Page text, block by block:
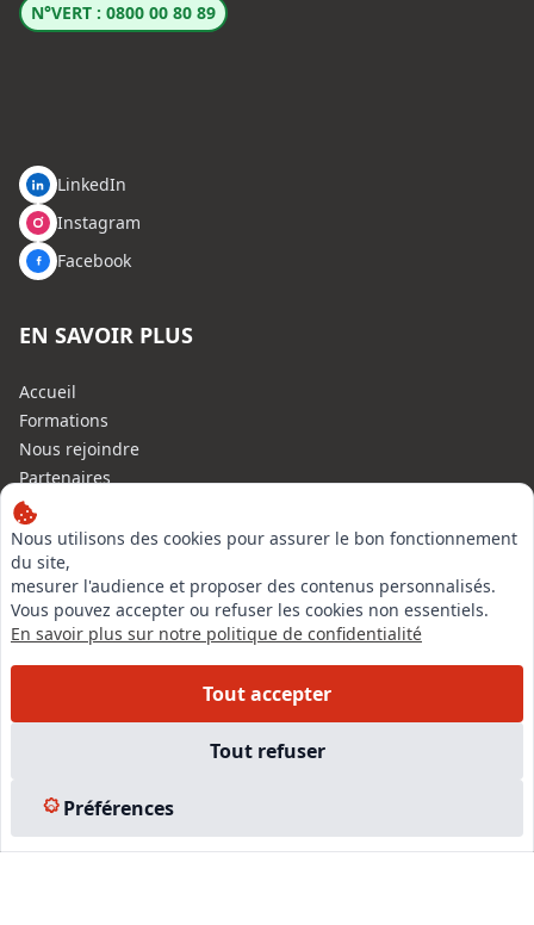
Nous utilisons des cookies pour assurer le bon fonctionnement
du site,
mesurer l'audience et proposer des contenus personnalisés.
Vous pouvez accepter ou refuser les cookies non essentiels.
En savoir plus sur notre politique de confidentialité
Tout accepter
Tout refuser
Préférences
N°VERT : 0800 00 80 89
LinkedIn
Instagram
Facebook
EN SAVOIR PLUS
Accueil
Formations
Nous rejoindre
Partenaires
Autres missions
Le C.N.E.
Membre IVSC
Logiciel
L’Expert
Tarifs
Experts Immobiliers par régions
Plan du site
© 2026 l-expertise CNE - Centre National de l’Expertise. Tous